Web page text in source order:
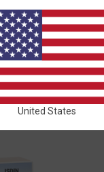
United States